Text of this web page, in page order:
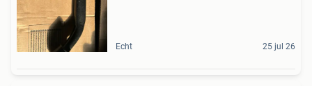
Echt 25 jul 26